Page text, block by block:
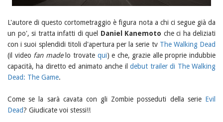
L'autore di questo cortometraggio è figura nota a chi ci segue già da
un po', si tratta infatti di quel Daniel Kanemoto che ci ha deliziati
con i suoi splendidi titoli d'apertura per la serie tv The Walking Dead
(il video fan madelo trovate qui) e che, grazie alle proprie indubbie
capacità, ha diretto ed animato anche ildebut trailer di The Walking
Dead: The Game.
Come se la sarà cavata con gli Zombie posseduti della serie Evil
Dead? Giudicate voi stessi!!